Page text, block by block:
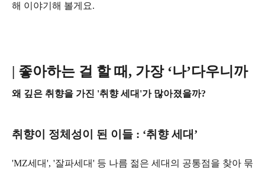
해 이야기해 볼게요.
| 좋아하는 걸 할 때, 가장 ‘나’다우니까
왜 깊은 취향을 가진 '취향 세대'가 많아졌을까?
취향이 정체성이 된 이들 : ‘취향 세대’
'MZ세대', '잘파세대' 등 나름 젊은 세대의 공통점을 찾아 묶